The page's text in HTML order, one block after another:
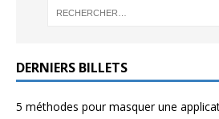
DERNIERS BILLETS
5 méthodes pour masquer une